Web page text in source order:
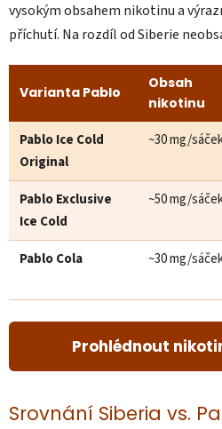
vysokým obsahem nikotinu a
příchutí. Na rozdíl od Siberie
Varianta Pablo
Obsah
nikotinu
Pablo Ice Cold
Original
~30 mg/
Pablo Exclusive
Ice Cold
~50 mg/
Pablo Cola ~30 mg/
Prohlédnout
Srovnání Siberia vs.